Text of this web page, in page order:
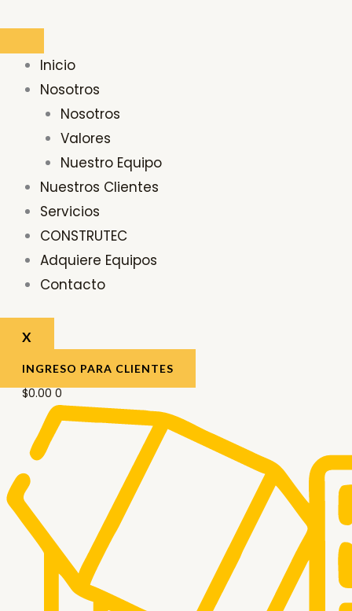
contenido
Inicio
Nosotros
Nosotros
Valores
Nuestro Equipo
Nuestros Clientes
Servicios
CONSTRUTEC
Adquiere Equipos
Contacto
X
INGRESO PARA CLIENTES
$0.00 0